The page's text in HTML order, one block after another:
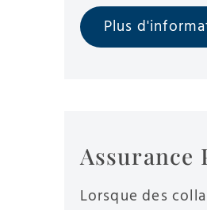
Plus
Assurance
Lorsque des